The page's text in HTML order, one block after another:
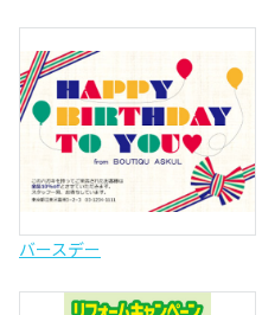
バースデー